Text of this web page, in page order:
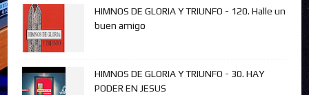
HIMNOS DE GLORIA Y TRIUNFO - 120. Halle un
buen amigo
HIMNOS DE GLORIA Y TRIUNFO - 30. HAY
PODER EN JESUS